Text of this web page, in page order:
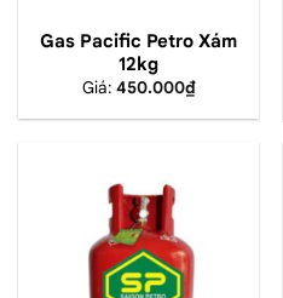
Gas Pacific Petro Xám
12kg
Giá: 450.000₫